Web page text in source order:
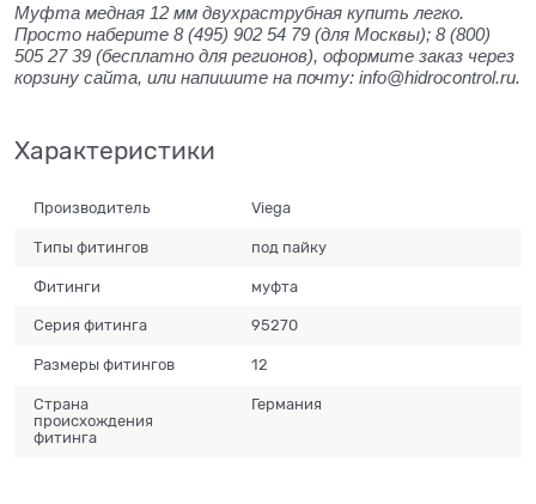
Муфта медная 12 мм двухраструбная купить легко.
Просто наберите 8 (495) 902 54 79 (для Москвы); 8 (800)
505 27 39 (бесплатно для регионов), оформите заказ через
корзину сайта, или напишите на почту: info@hidrocontrol.ru.
Характеристики
Производитель Viega
Типы фитингов под пайку
Фитинги муфта
Серия фитинга 95270
Размеры фитингов 12
Страна
происхождения
фитинга
Германия